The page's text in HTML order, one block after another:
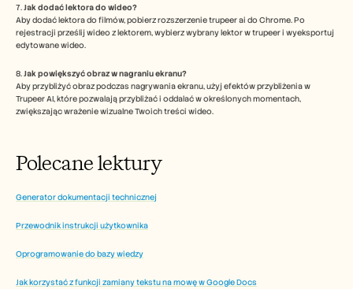
7. Jak dodać lektora do wideo?
Aby dodać lektora do filmów, pobierz rozszerzenie trupeer ai do Chrome. Po
rejestracji prześlij wideo z lektorem, wybierz wybrany lektor w trupeer i wyeksportuj
edytowane wideo.
8. Jak powiększyć obraz w nagraniu ekranu?
Aby przybliżyć obraz podczas nagrywania ekranu, użyj efektów przybliżenia w
Trupeer AI, które pozwalają przybliżać i oddalać w określonych momentach,
zwiększając wrażenie wizualne Twoich treści wideo.
Polecane lektury
Generator dokumentacji technicznej
Przewodnik instrukcji użytkownika
Oprogramowanie do bazy wiedzy
Jak korzystać z funkcji zamiany tekstu na mowę w Google Docs